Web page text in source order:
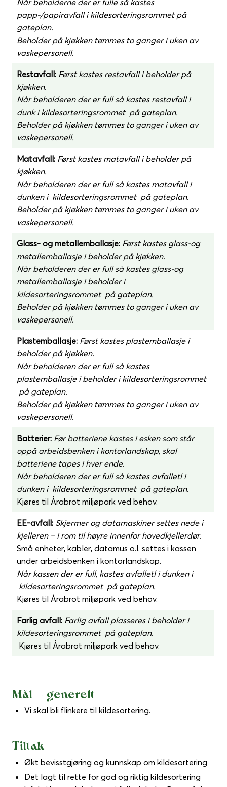
papp-/papiravfall i kildesorteringsrommet på
gateplan.
Beholder på kjøkken tømmes to ganger i uken av
vaskepersonell.
Restavfall: Først kastes restavfall i beholder på
kjøkken.
Når beholderen der er full så kastes restavfall i
dunk i kildesorteringsrommet på gateplan.
Beholder på kjøkken tømmes to ganger i uken av
vaskepersonell.
Matavfall: Først kastes matavfall i beholder på
kjøkken.
Når beholderen der er full så kastes matavfall i
dunken i kildesorteringsrommet på gateplan.
Beholder på kjøkken tømmes to ganger i uken av
vaskepersonell.
Glass- og metallemballasje: Først kastes glass-og
metallemballasje i beholder på kjøkken.
Når beholderen der er full så kastes glass-og
metallemballasje i beholder i
kildesorteringsrommet på gateplan.
Beholder på kjøkken tømmes to ganger i uken av
vaskepersonell.
Plastemballasje: Først kastes plastemballasje i
beholder på kjøkken.
Når beholderen der er full så kastes
plastemballasje i beholder i kildesorteringsrommet
på gateplan.
Beholder på kjøkken tømmes to ganger i uken av
vaskepersonell.
Batterier: Før batteriene kastes i esken som står
oppå arbeidsbenken i kontorlandskap, skal
batteriene tapes i hver ende.
Når beholderen der er full så kastes avfalletl i
dunken i kildesorteringsrommet på gateplan.
Kjøres til Årabrot miljøpark ved behov.
EE-avfall: Skjermer og datamaskiner settes nede i
kjelleren – i rom til høyre innenfor hovedkjellerdør.
Små enheter, kabler, datamus o.l. settes i kassen
under arbeidsbenken i kontorlandskap.
Når kassen der er full, kastes avfalletl i dunken i
kildesorteringsrommet på gateplan.
Kjøres til Årabrot miljøpark ved behov.
Farlig avfall: Farlig avfall plasseres i beholder i
kildesorteringsrommet på gateplan.
Kjøres til Årabrot miljøpark ved behov.
Mål – generelt
Vi skal bli flinkere til kildesortering.
Tiltak
Økt bevisstgjøring og kunnskap om kildesortering
Det lagt til rette for god og riktig kildesortering